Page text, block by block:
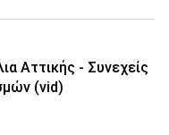
Αττικής - Συνεχείς
(vid)